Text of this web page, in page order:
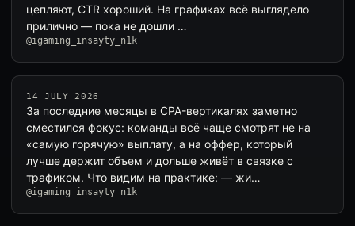
цепляют, CTR хороший. На графиках всё выглядело
прилично — пока не дошли …
@igaming_insayty_n1k
14 JULY 2026
За последние месяцы в CPA-вертикалях заметно
сместился фокус: команды всё чаще смотрят не на
«самую горячую» выплату, а на оффер, который
лучше держит объем и дольше живёт в связке с
трафиком. Что видим на практике: — жи…
@igaming_insayty_n1k